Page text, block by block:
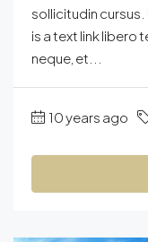
sollicitudin
is a text link libero
neque, et...
10 years ago